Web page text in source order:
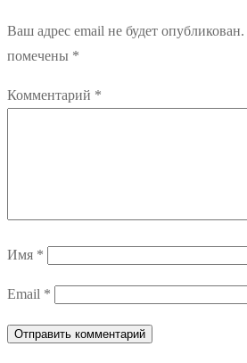
Ваш адрес email не будет опубликован.
помечены *
Комментарий *
Имя *
Email *